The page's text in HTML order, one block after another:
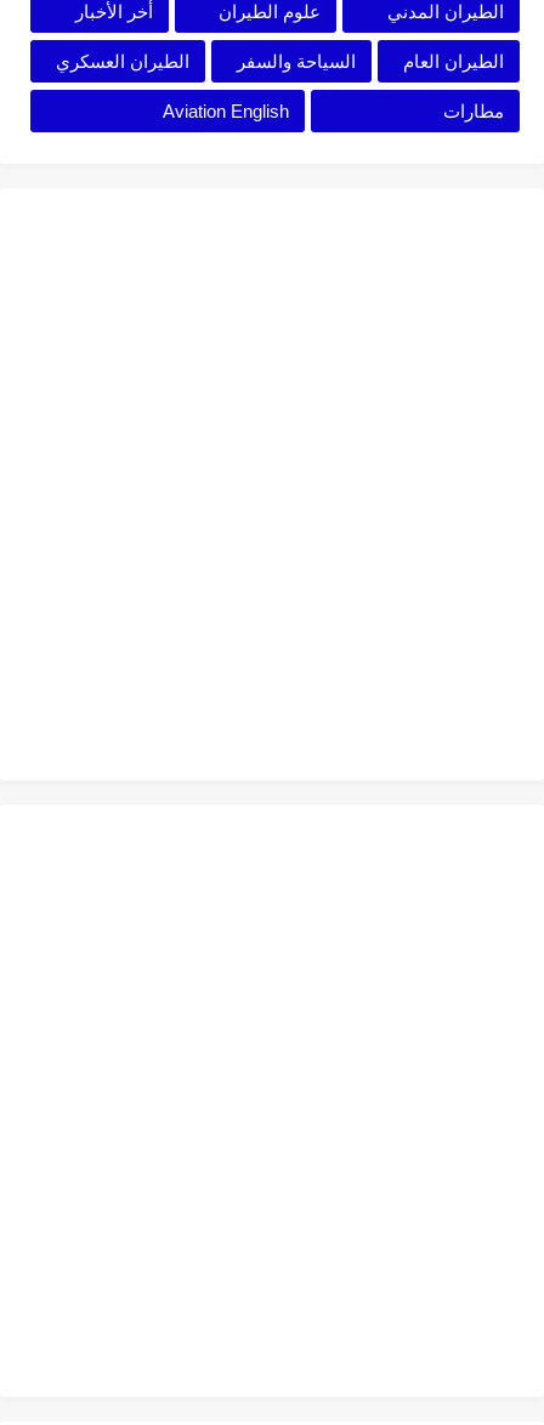
الطيران المدني علوم الطيران أخر الأخبار
الطيران العام السياحة والسفر الطيران العسكري
مطارات Aviation English